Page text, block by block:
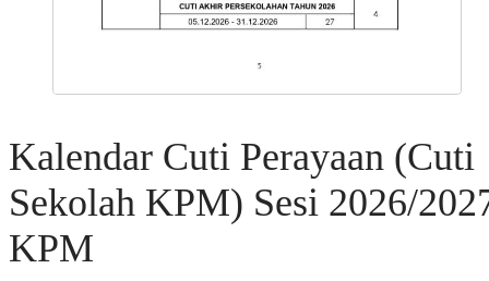
Kalendar Cuti Perayaan (Cuti
Sekolah KPM) Sesi 2026/
KPM